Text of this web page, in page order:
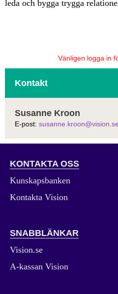
leda och bygga trygga
Vänligen logga in
Kontakt
Susanne Kroon
E-post: susanne.kroon@vision.se
KONTAKTA OSS
Kunskapsbanken
Kontakta Vision
SNABBLÄNKAR
Vision.se
A-kassan Vision